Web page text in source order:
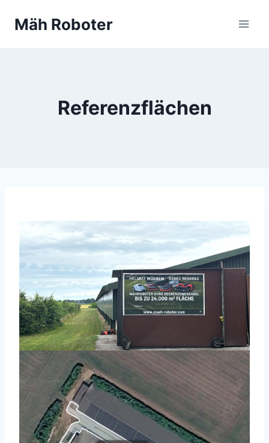
InhaltMäh Roboter
Referenzflächen